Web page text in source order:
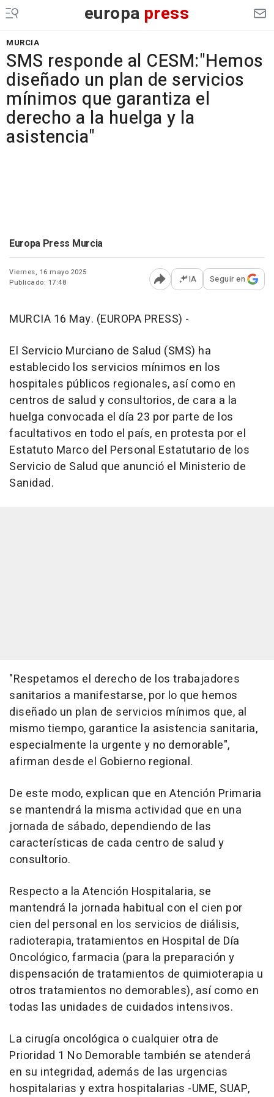
europa press
MURCIA
SMS responde al CESM:"Hemos
diseñado un plan de servicios
mínimos que garantiza el
derecho a la huelga y la
asistencia"
Europa Press Murcia
Viernes, 16 mayo 2025
Publicado: 17:48
Abrir opciones para
IA Seguir en
MURCIA 16 May. (EUROPA PRESS) -
El Servicio Murciano de Salud (SMS) ha
establecido los servicios mínimos en los
hospitales públicos regionales, así como en
centros de salud y consultorios, de cara a la
huelga convocada el día 23 por parte de los
facultativos en todo el país, en protesta por el
Estatuto Marco del Personal Estatutario de los
Servicio de Salud que anunció el Ministerio de
Sanidad.
"Respetamos el derecho de los trabajadores
sanitarios a manifestarse, por lo que hemos
diseñado un plan de servicios mínimos que, al
mismo tiempo, garantice la asistencia sanitaria,
especialmente la urgente y no demorable",
afirman desde el Gobierno regional.
De este modo, explican que en Atención Primaria
se mantendrá la misma actividad que en una
jornada de sábado, dependiendo de las
características de cada centro de salud y
consultorio.
Respecto a la Atención Hospitalaria, se
mantendrá la jornada habitual con el cien por
cien del personal en los servicios de diálisis,
radioterapia, tratamientos en Hospital de Día
Oncológico, farmacia (para la preparación y
dispensación de tratamientos de quimioterapia u
otros tratamientos no demorables), así como en
todas las unidades de cuidados intensivos.
La cirugía oncológica o cualquier otra de
Prioridad 1 No Demorable también se atenderá
en su integridad, además de las urgencias
hospitalarias y extra hospitalarias -UME, SUAP,